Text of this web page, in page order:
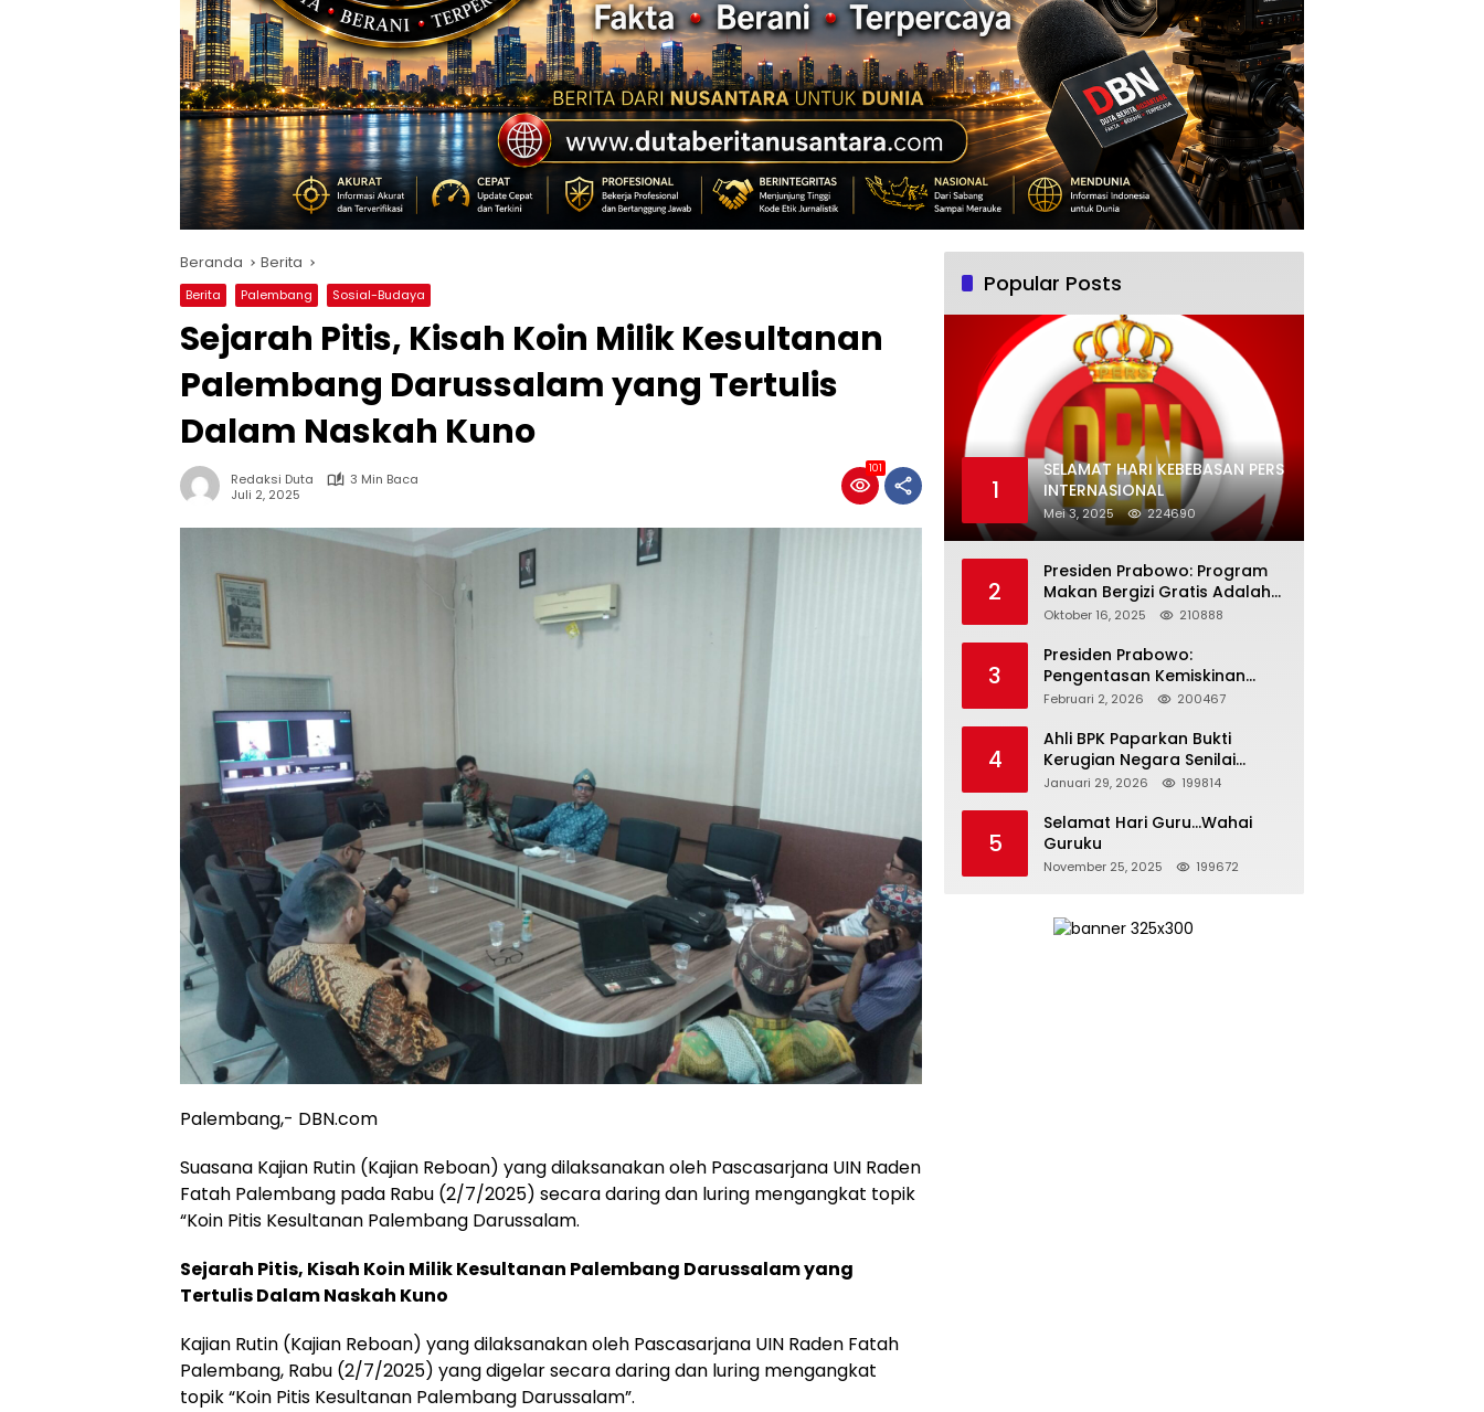
Beranda Berita
Berita Palembang Sosial-Budaya
Sejarah Pitis, Kisah Koin Milik Kesultanan
Palembang Darussalam yang Tertulis
Dalam Naskah Kuno
Redaksi Duta
3 Min Baca
Juli 2, 2025
101
Palembang,- DBN.com
Suasana Kajian Rutin (Kajian Reboan) yang dilaksanakan oleh Pascasarjana UIN Raden
Fatah Palembang pada Rabu (2/7/2025) secara daring dan luring mengangkat topik
“Koin Pitis Kesultanan Palembang Darussalam.
Sejarah Pitis, Kisah Koin Milik Kesultanan Palembang Darussalam yang
Tertulis Dalam Naskah Kuno
Kajian Rutin (Kajian Reboan) yang dilaksanakan oleh Pascasarjana UIN Raden Fatah
Palembang, Rabu (2/7/2025) yang digelar secara daring dan luring mengangkat
topik “Koin Pitis Kesultanan Palembang Darussalam”.
Popular Posts
1
SELAMAT HARI KEBEBASAN PERS
INTERNASIONAL
Mei 3, 2025 224690
2
Presiden Prabowo: Program
Makan Bergizi Gratis Adalah
Investasi untuk Masa Depan
Oktober 16, 2025 210888
3
Presiden Prabowo:
Pengentasan Kemiskinan
Butuh Persatuan dan
Bertanggung Jawab
Februari 2, 2026 200467
4
Ahli BPK Paparkan Bukti
Kerugian Negara Senilai
Rp285 Triliun dalam
Pertamina
Januari 29, 2026 199814
5
Selamat Hari Guru…Wahai
Guruku
November 25, 2025 199672